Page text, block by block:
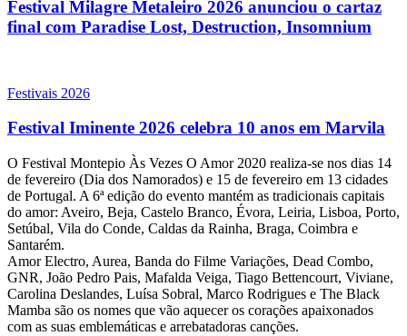
Festival Milagre Metaleiro 2026 anunciou o cartaz
final com Paradise Lost, Destruction, Insomnium
Festivais 2026
Festival Iminente 2026 celebra 10 anos em Marvila
O Festival Montepio Às Vezes O Amor 2020 realiza-se nos dias 14
de fevereiro (Dia dos Namorados) e 15 de fevereiro em 13 cidades
de Portugal. A 6ª edição do evento mantém as tradicionais capitais
do amor: Aveiro, Beja, Castelo Branco, Évora, Leiria, Lisboa, Porto,
Setúbal, Vila do Conde, Caldas da Rainha, Braga, Coimbra e
Santarém.
Amor Electro, Aurea, Banda do Filme Variações, Dead Combo,
GNR, João Pedro Pais, Mafalda Veiga, Tiago Bettencourt, Viviane,
Carolina Deslandes, Luísa Sobral, Marco Rodrigues e The Black
Mamba são os nomes que vão aquecer os corações apaixonados
com as suas emblemáticas e arrebatadoras canções.